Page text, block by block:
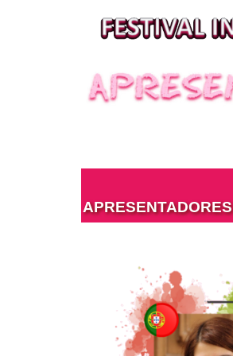
APRESENTADORES